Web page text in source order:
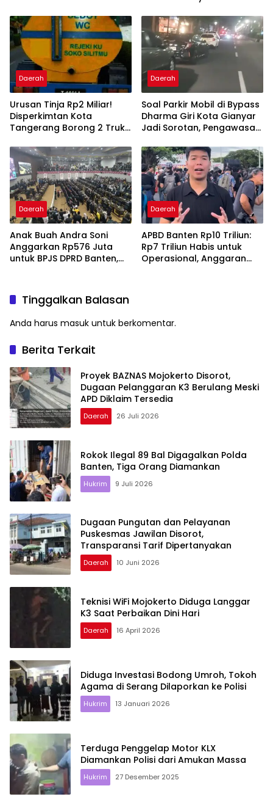
Daerah
Urusan Tinja Rp2 Miliar!
Disperkimtan Kota
Tangerang Borong 2 Truk
Daerah
Soal Parkir Mobil di Bypass
Dharma Giri Kota Gianyar
Jadi Sorotan, Pengawasan
Daerah
Anak Buah Andra Soni
Anggarkan Rp576 Juta
untuk BPJS DPRD Banten,
Daerah
APBD Banten Rp10 Triliun:
Rp7 Triliun Habis untuk
Operasional, Anggaran
Tinggalkan Balasan
Anda harus masuk untuk berkomentar.
Berita Terkait
Proyek BAZNAS Mojokerto Disorot,
Dugaan Pelanggaran K3 Berulang Meski
APD Diklaim Tersedia
Daerah 26 Juli 2026
Rokok Ilegal 89 Bal Digagalkan Polda
Banten, Tiga Orang Diamankan
Hukrim 9 Juli 2026
Dugaan Pungutan dan Pelayanan
Puskesmas Jawilan Disorot,
Transparansi Tarif Dipertanyakan
Daerah 10 Juni 2026
Teknisi WiFi Mojokerto Diduga Langgar
K3 Saat Perbaikan Dini Hari
Daerah 16 April 2026
Diduga Investasi Bodong Umroh, Tokoh
Agama di Serang Dilaporkan ke Polisi
Hukrim 13 Januari 2026
Terduga Penggelap Motor KLX
Diamankan Polisi dari Amukan Massa
Hukrim 27 Desember 2025